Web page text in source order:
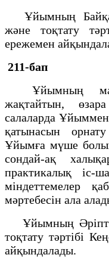
Ұйымның
және тоқтату
ережемен
211-бап
Ұйымның
жақтайтын,
салаларда
қатынасын
Ұйымға мүше
сондай-ақ
практикалық іс-
міндеттемелер
мәртебесін ала
Ұйымның
тоқтату тәртібі
айқындалады.